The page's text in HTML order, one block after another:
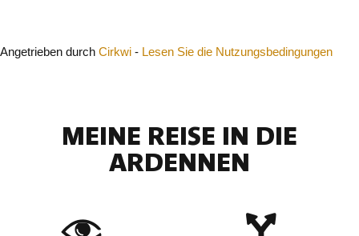
Angetrieben durch Cirkwi - Lesen Sie die Nutzungsbedingungen
MEINE REISE IN DIE
ARDENNEN